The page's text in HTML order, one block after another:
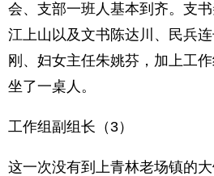
会、支部一班人基本到齐。支
江上山以及文书陈达川、民兵
刚、妇女主任朱姚芬，加上工
坐了一桌人。
工作组副组长（3）
这一次没有到上青林老场镇的